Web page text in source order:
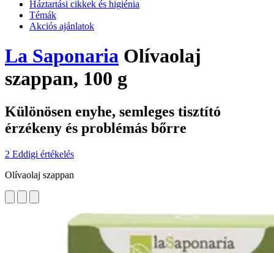
Háztartási cikkek és higiénia
Témák
Akciós ajánlatok
La Saponaria Olívaolaj
szappan, 100 g
Különösen enyhe, semleges tisztító
érzékeny és problémás bőrre
2 Eddigi értékelés
Olívaolaj szappan